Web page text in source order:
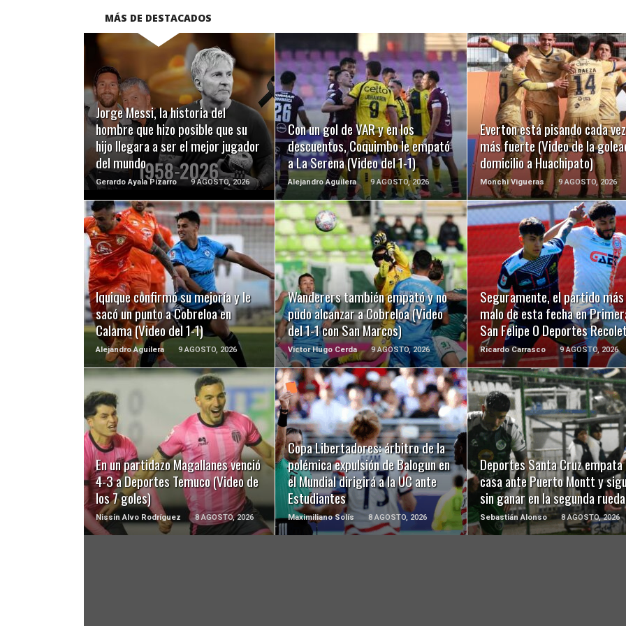
MÁS DE DESTACADOS
Jorge Messi, la historia del
hombre que hizo posible que su
hijo llegara a ser el mejor jugador
del mundo
Gerardo Ayala Pizarro 9 AGOSTO, 2026
LEER MÁS
Con un gol de VAR y en los
descuentos, Coquimbo le empató
a La Serena (Video del 1-1)
Alejandro Aguilera 9 AGOSTO, 2026
LEER MÁS
Everton está pisando cada vez
más fuerte (Video de la
domicilio a Huachipato)
Monchi Vigueras 9 AGOSTO, 2026
LEER MÁS
Iquique confirmó su mejoría y le
sacó un punto a Cobreloa en
Calama (Video del 1-1)
Alejandro Aguilera 9 AGOSTO, 2026
LEER MÁS
Wanderers también empató y no
pudo alcanzar a Cobreloa (Video
del 1-1 con San Marcos)
Victor Hugo Cerda 9 AGOSTO, 2026
LEER MÁS
Seguramente, el partido más
malo de esta fecha en
San Felipe 0 Deportes
Ricardo Carrasco 9 AGOSTO, 2026
LEER MÁS
En un partidazo Magallanes venció
4-3 a Deportes Temuco (Video de
los 7 goles)
Nissin Alvo Rodríguez 8 AGOSTO, 2026
LEER MÁS
Copa Libertadores: árbitro de la
polémica expulsión de Balogun en
el Mundial dirigirá a la UC ante
Estudiantes
Maximiliano Solís 8 AGOSTO, 2026
LEER MÁS
Deportes Santa Cruz empata
casa ante Puerto Montt y
sin ganar en la segunda rueda
Sebastián Alonso 8 AGOSTO, 2026
LEER MÁS